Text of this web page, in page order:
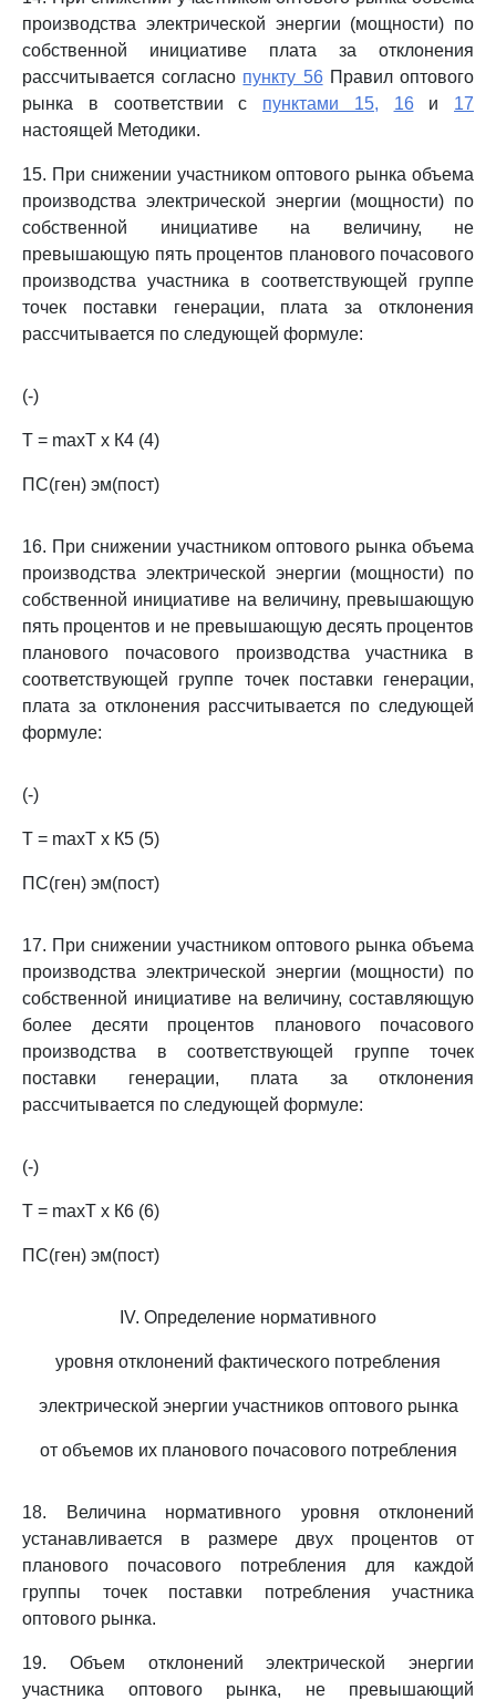
производства электрической энергии (мощности) по
собственной инициативе плата за отклонения
рассчитывается согласно пункту 56Правил оптового
рынка в соответствии с пунктами 15, 16и 17
настоящей Методики.
15. При снижении участником оптового рынка объема
производства электрической энергии (мощности) по
собственной инициативе на величину, не
превышающую пять процентов планового почасового
производства участника в соответствующей группе
точек поставки генерации, плата за отклонения
рассчитывается по следующей формуле:
(-)
Т = maxТ х К4 (4)
ПС(ген) эм(пост)
16. При снижении участником оптового рынка объема
производства электрической энергии (мощности) по
собственной инициативе на величину, превышающую
пять процентов и не превышающую десять процентов
планового почасового производства участника в
соответствующей группе точек поставки генерации,
плата за отклонения рассчитывается по следующей
формуле:
(-)
Т = maxТ х К5 (5)
ПС(ген) эм(пост)
17. При снижении участником оптового рынка объема
производства электрической энергии (мощности) по
собственной инициативе на величину, составляющую
более десяти процентов планового почасового
производства в соответствующей группе точек
поставки генерации, плата за отклонения
рассчитывается по следующей формуле:
(-)
Т = maxТ х К6 (6)
ПС(ген) эм(пост)
IV. Определение нормативного
уровня отклонений фактического потребления
электрической энергии участников оптового рынка
от объемов их планового почасового потребления
18. Величина нормативного уровня отклонений
устанавливается в размере двух процентов от
планового почасового потребления для каждой
группы точек поставки потребления участника
оптового рынка.
19. Объем отклонений электрической энергии
участника оптового рынка, не превышающий